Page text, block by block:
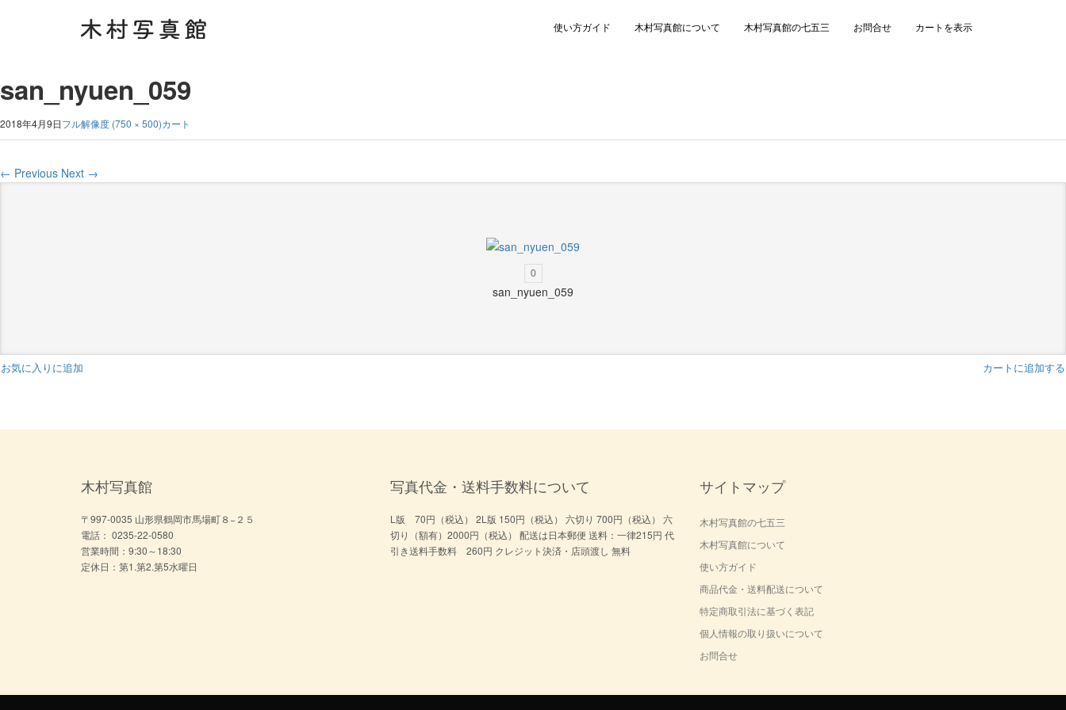
使い方ガイド 木村写真館について 木村写真館の七五三 お問合せ カートを表示
san_nyuen_059
2018年4月9日フル解像度 (750 × 500)カート
← Previous Next →
0
san_nyuen_059
お気に入りに追加 カートに追加する
木村写真館
〒997-0035 山形県鶴岡市馬場町８−２５
電話： 0235-22-0580
営業時間：9:30～18:30
定休日：第1.第2.第5水曜日
写真代金・送料手数料について
L版 70円（税込） 2L版 150円（税込） 六切り 700円（税込） 六
切り（額有）2000円（税込） 配送は日本郵便 送料：一律215円 代
引き送料手数料 260円 クレジット決済・店頭渡し 無料
サイトマップ
木村写真館の七五三
木村写真館について
使い方ガイド
商品代金・送料配送について
特定商取引法に基づく表記
個人情報の取り扱いについて
お問合せ